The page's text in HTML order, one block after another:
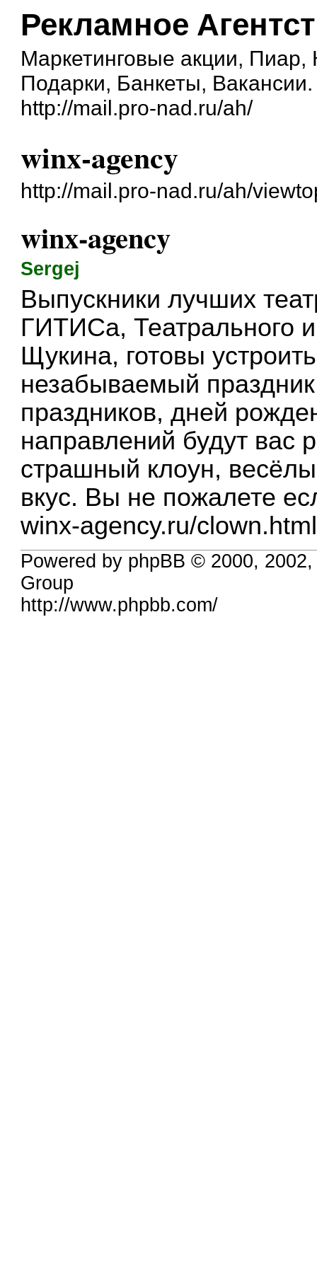
Рекламное
Маркетинговые акции,
Подарки, Банкеты, Вакансии.
http://mail.pro-nad.ru/ah/
winx-agency
http://mail.pro-nad.ru/ah/
winx-agency
Sergej
Выпускники лучших
ГИТИСа, Театрального
Щукина, готовы
незабываемый
праздников, дней
направлений будут вас
страшный клоун,
вкус. Вы не пожалете
winx-agency.ru/
Powered by phpBB © 2000,
Group
http://www.phpbb.com/